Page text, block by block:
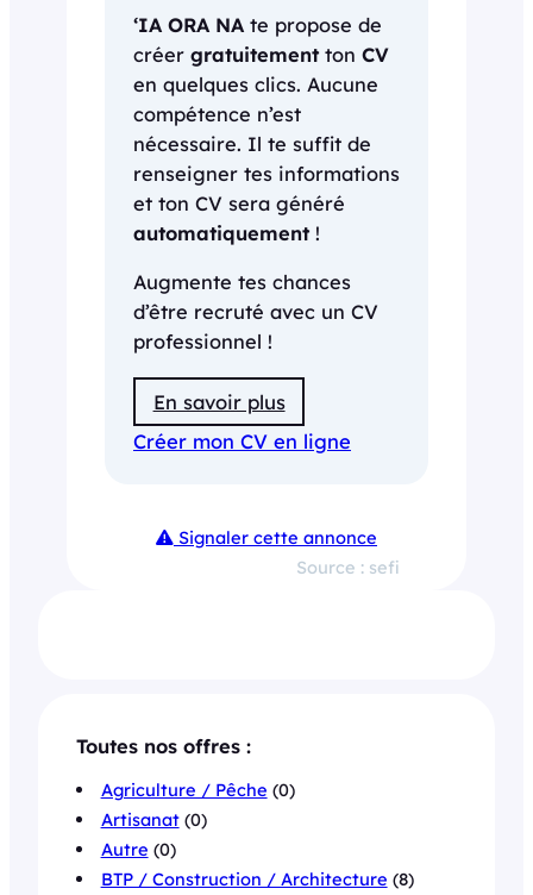
‘IA ORA NA te propose de
créer gratuitementton CV
en quelques clics. Aucune
compétence n’est
nécessaire. Il te suffit de
renseigner tes informations
et ton CV sera généré
automatiquement!
Augmente tes chances
d’être recruté avec un CV
professionnel !
En savoir plus
Créer mon CV en ligne
Signaler cette annonce
Source : sefi
Toutes nos offres :
Agriculture / Pêche (0)
Artisanat(0)
Autre (0)
BTP / Construction / Architecture (8)